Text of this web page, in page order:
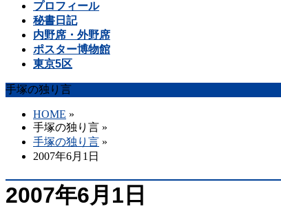
プロフィール
秘書日記
内野席・外野席
ポスター博物館
東京5区
手塚の独り言
HOME »
手塚の独り言 »
手塚の独り言 »
2007年6月1日
2007年6月1日